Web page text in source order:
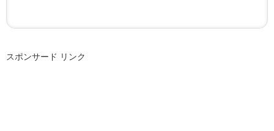
スポンサード リンク